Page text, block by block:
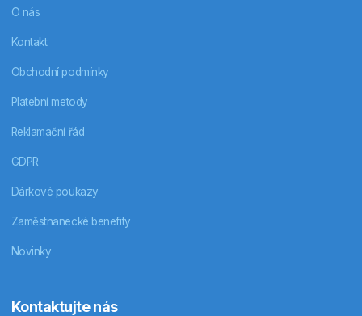
O nás
Kontakt
Obchodní podmínky
Platební metody
Reklamační řád
GDPR
Dárkové poukazy
Zaměstnanecké benefity
Novinky
Kontaktujte nás